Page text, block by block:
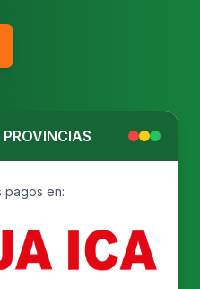
pagos en: